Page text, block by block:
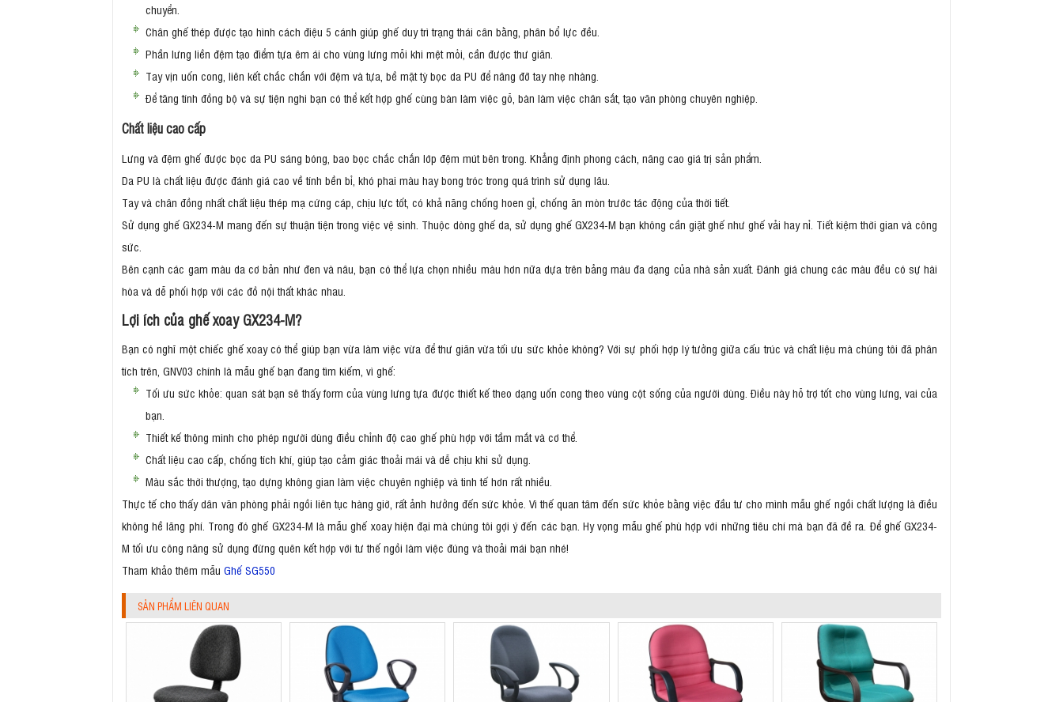
chuyển.
Chân ghế thép được tạo hình cách điệu 5 cánh giúp ghế duy trì trạng thái cân bằng, phân bổ lực đều.
Phần lưng liền đệm tạo điểm tựa êm ái cho vùng lưng mỗi khi mệt mỏi, cần được thư giãn.
Tay vịn uốn cong, liên kết chắc chắn với đệm và tựa, bề mặt tỳ bọc da PU để nâng đỡ tay nhẹ nhàng.
Để tăng tính đồng bộ và sự tiện nghi bạn có thể kết hợp ghế cùng bàn làm việc gỗ, bàn làm việc chân sắt, tạo văn phòng chuyên nghiệp.
Chất liệu cao cấp
Lưng và đệm ghế được bọc da PU sáng bóng, bao bọc chắc chắn lớp đệm mút bên trong. Khẳng định phong cách, nâng cao giá trị sản phẩm.
Da PU là chất liệu được đánh giá cao về tính bền bỉ, khó phai màu hay bong tróc trong quá trình sử dụng lâu.
Tay và chân đồng nhất chất liệu thép mạ cứng cáp, chịu lực tốt, có khả năng chống hoen gỉ, chống ăn mòn trước tác động của thời tiết.
Sử dụng ghế GX234-M mang đến sự thuận tiện trong việc vệ sinh. Thuộc dòng ghế da, sử dụng ghế GX234-M bạn không cần giặt ghế như ghế vải hay nỉ. Tiết kiệm thời gian và công
sức.
Bên cạnh các gam màu da cơ bản như đen và nâu, bạn có thể lựa chọn nhiều màu hơn nữa dựa trên bảng màu đa dạng của nhà sản xuất. Đánh giá chung các màu đều có sự hài
hòa và dễ phối hợp với các đồ nội thất khác nhau.
Lợi ích của ghế xoay GX234-M?
Bạn có nghĩ một chiếc ghế xoay có thể giúp bạn vừa làm việc vừa để thư giãn vừa tối ưu sức khỏe không? Với sự phối hợp lý tưởng giữa cấu trúc và chất liệu mà chúng tôi đã phân
tích trên, GNV03 chính là mẫu ghế bạn đang tìm kiếm, vì ghế:
Tối ưu sức khỏe: quan sát bạn sẽ thấy form của vùng lưng tựa được thiết kế theo dạng uốn cong theo vùng cột sống của người dùng. Điều này hỗ trợ tốt cho vùng lưng, vai của
bạn.
Thiết kế thông minh cho phép người dùng điều chỉnh độ cao ghế phù hợp với tầm mắt và cơ thể.
Chất liệu cao cấp, chống tích khí, giúp tạo cảm giác thoải mái và dễ chịu khi sử dụng.
Màu sắc thời thượng, tạo dựng không gian làm việc chuyên nghiệp và tinh tế hơn rất nhiều.
Thực tế cho thấy dân văn phòng phải ngồi liên tục hàng giờ, rất ảnh hưởng đến sức khỏe. Vì thế quan tâm đến sức khỏe bằng việc đầu tư cho mình mẫu ghế ngồi chất lượng là điều
không hề lãng phí. Trong đó ghế GX234-M là mẫu ghế xoay hiện đại mà chúng tôi gợi ý đến các bạn. Hy vọng mẫu ghế phù hợp với những tiêu chí mà bạn đã đề ra. Để ghế GX234-
M tối ưu công năng sử dụng đừng quên kết hợp với tư thế ngồi làm việc đúng và thoải mái bạn nhé!
Tham khảo thêm mẫu Ghế SG550
SẢN PHẨM LIÊN QUAN